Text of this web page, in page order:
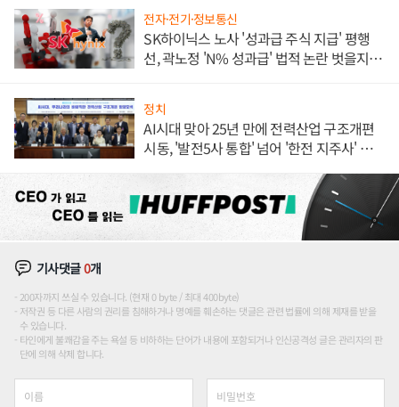
전자·전기·정보통신
SK하이닉스 노사 '성과급 주식 지급' 평행
선, 곽노정 'N% 성과급' 법적 논란 벗을지 주
정치
AI시대 맞아 25년 만에 전력산업 구조개편
시동, '발전5사 통합' 넘어 '한전 지주사' 재편
기사댓글0개
200자까지 쓰실 수 있습니다. (현재 0 byte / 최대 400byte)
저작권 등 다른 사람의 권리를 침해하거나 명예를 훼손하는 댓글은 관련 법률에 의해 제재를 받을
수 있습니다.
타인에게 불쾌감을 주는 욕설 등 비하하는 단어가 내용에 포함되거나 인신공격성 글은 관리자의 판
단에 의해 삭제 합니다.